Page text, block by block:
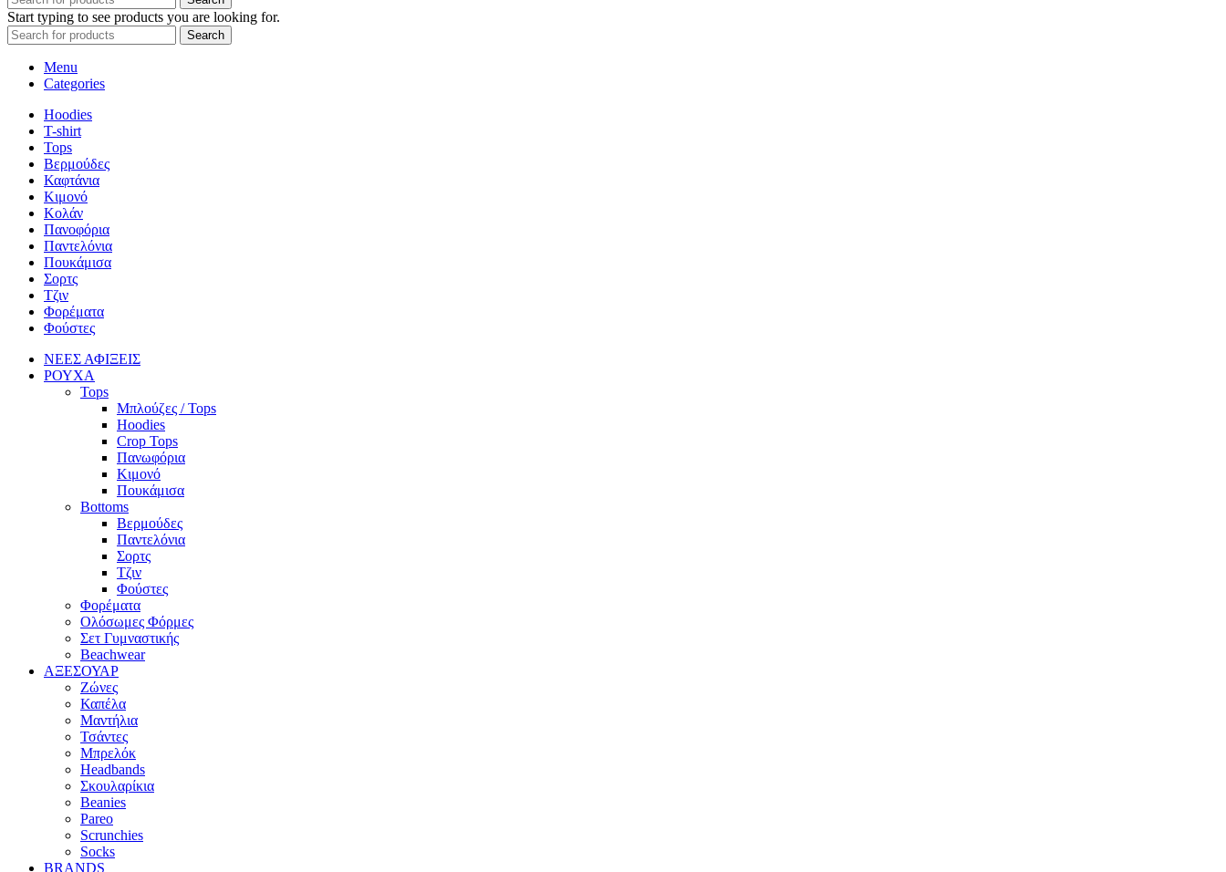
Start typing to see products you are looking for.
Search
Menu
Categories
Hoodies
T-shirt
Tops
Βερμούδες
Καφτάνια
Κιμονό
Κολάν
Πανοφόρια
Παντελόνια
Πουκάμισα
Σορτς
Τζιν
Φορέματα
Φούστες
ΝΕΕΣ ΑΦΙΞΕΙΣ
ΡΟΥΧΑ
Tops
Μπλούζες / Tops
Hoodies
Crop Tops
Πανωφόρια
Κιμονό
Πουκάμισα
Bottoms
Βερμούδες
Παντελόνια
Σορτς
Τζιν
Φούστες
Φορέματα
Ολόσωμες Φόρμες
Σετ Γυμναστικής
Beachwear
ΑΞΕΣΟΥΑΡ
Ζώνες
Καπέλα
Μαντήλια
Τσάντες
Μπρελόκ
Headbands
Σκουλαρίκια
Beanies
Pareo
Scrunchies
Socks
BRANDS